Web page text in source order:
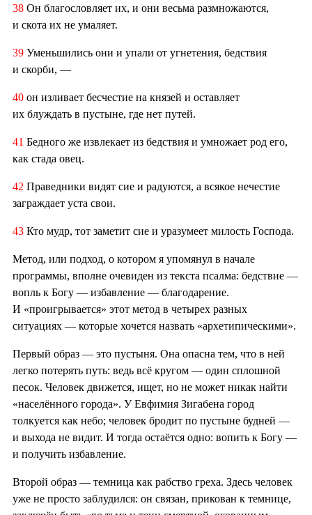
38 Он благословляет их, и они весьма размножаются,
и скота их не умаляет.
39 Уменьшились они и упали от угнетения, бедствия
и скорби, —
40 он изливает бесчестие на князей и оставляет
их блуждать в пустыне, где нет путей.
41 Бедного же извлекает из бедствия и умножает род его,
как стада овец.
42 Праведники видят сие и радуются, а всякое нечестие
заграждает уста свои.
43 Кто мудр, тот заметит сие и уразумеет милость Господа.
Метод, или подход, о котором я упомянул в начале
программы, вполне очевиден из текста псалма: бедствие —
вопль к Богу — избавление — благодарение.
И «проигрывается» этот метод в четырех разных
ситуациях — которые хочется назвать «архетипическими».
Первый образ — это пустыня. Она опасна тем, что в ней
легко потерять путь: ведь всё кругом — один сплошной
песок. Человек движется, ищет, но не может никак найти
«населённого города». У Евфимия Зигабена город
толкуется как небо; человек бродит по пустыне будней —
и выхода не видит. И тогда остаётся одно: вопить к Богу —
и получить избавление.
Второй образ — темница как рабство греха. Здесь человек
уже не просто заблудился: он связан, прикован к темнице,